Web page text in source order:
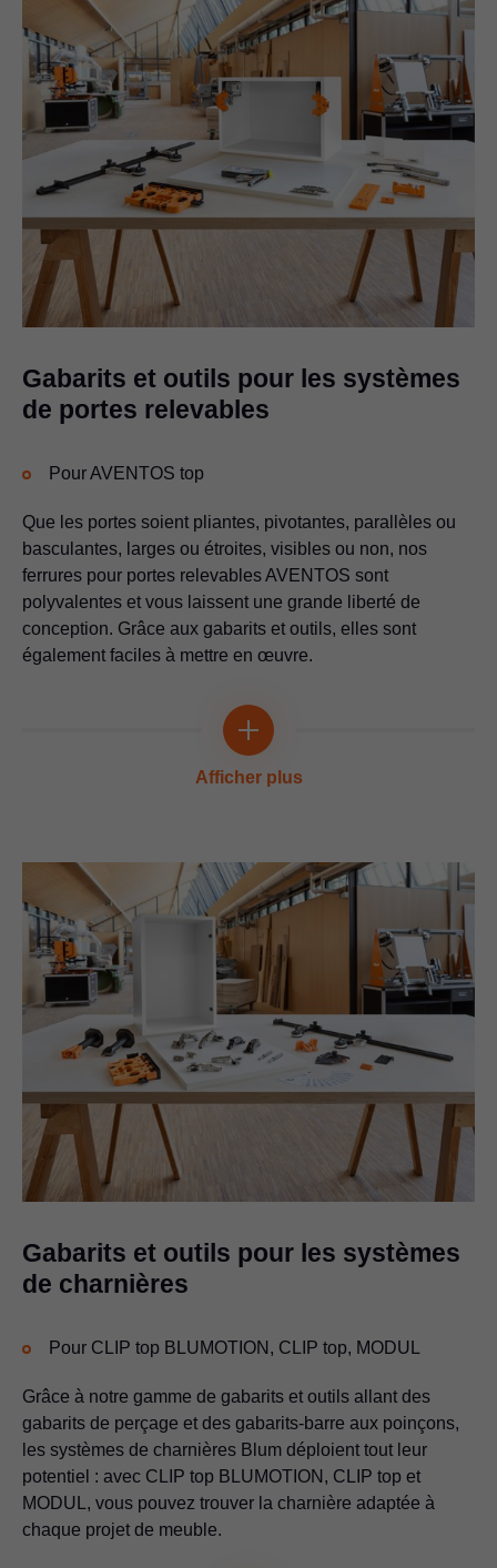
Gabarits et outils pour les systèmes
de portes relevables
Pour AVENTOS top
Que les portes soient pliantes, pivotantes, parallèles ou
basculantes, larges ou étroites, visibles ou non, nos
ferrures pour portes relevables AVENTOS sont
polyvalentes et vous laissent une grande liberté de
conception. Grâce aux gabarits et outils, elles sont
également faciles à mettre en œuvre.
Gabarit de perçage universel
Pour le marquage ou le préperçage des positions de montage
pour les systèmes de portes relevables, systèmes Box et
systèmes coulissants
Multi-talent
Gabarit de perçage pour butées de distance
Afficher plus
Gabarits et outils pour les systèmes
de charnières
Pour CLIP top BLUMOTION, CLIP top, MODUL
Grâce à notre gamme de gabarits et outils allant des
gabarits de perçage et des gabarits-barre aux poinçons,
les systèmes de charnières Blum déploient tout leur
potentiel : avec CLIP top BLUMOTION, CLIP top et
MODUL, vous pouvez trouver la charnière adaptée à
chaque projet de meuble.